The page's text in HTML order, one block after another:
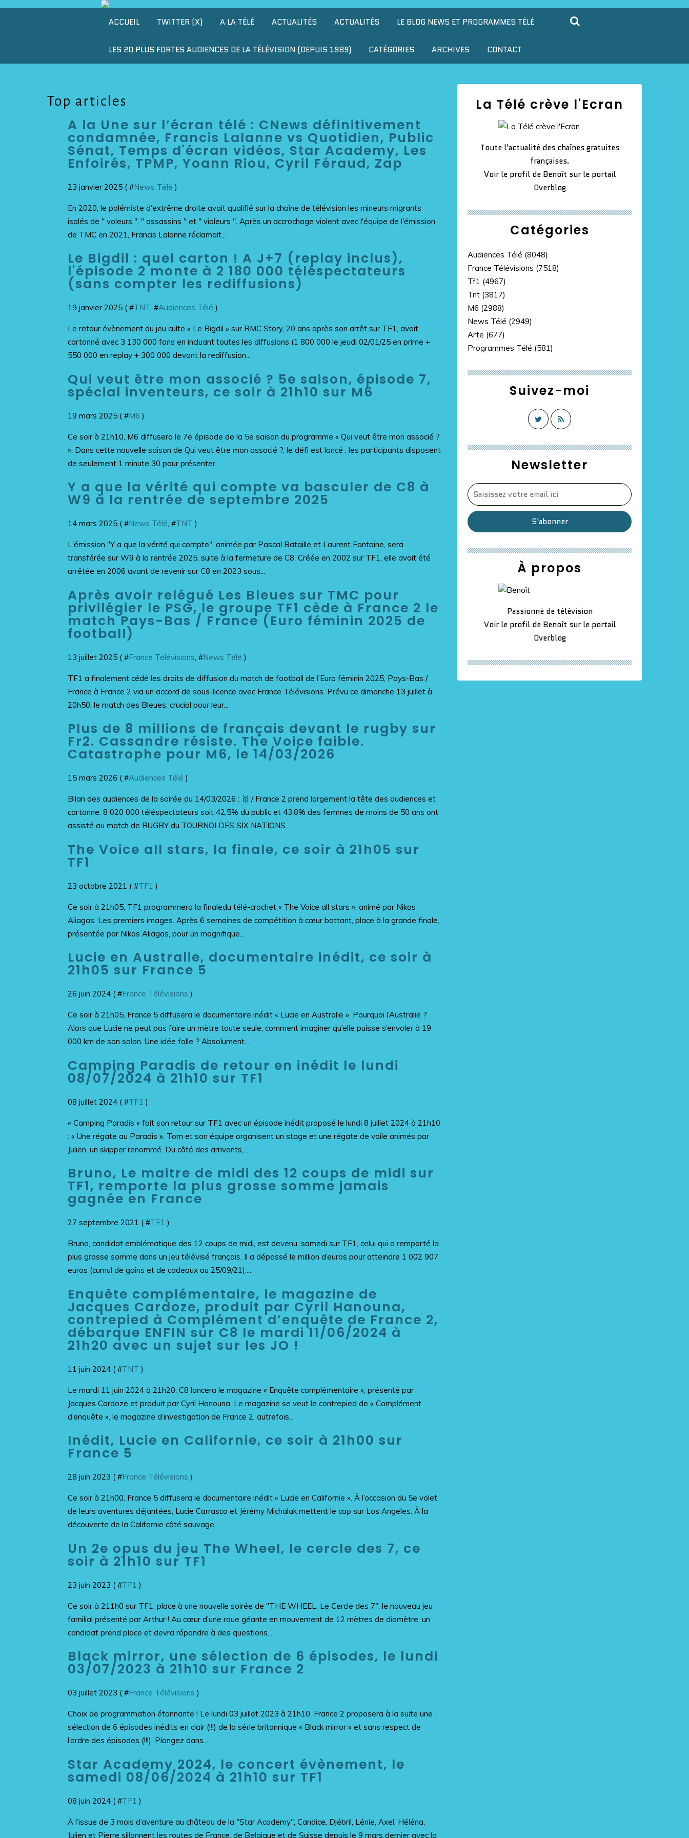
ACCUEIL TWITTER (X) A LA TÉLÉ ACTUALITÉS ACTUALITÉS LE BLOG NEWS ET PROGRAMMES TÉLÉ
LES 20 PLUS FORTES AUDIENCES DE LA TÉLÉVISION (DEPUIS 1989) CATÉGORIES ARCHIVES CONTACT
Top articles
A la Une sur l’écran télé : CNews définitivement
condamnée, Francis Lalanne vs Quotidien, Public
Sénat, Temps d'écran vidéos, Star Academy, Les
Enfoirés, TPMP, Yoann Riou, Cyril Féraud, Zap
23 janvier 2025 ( #News Télé )
En 2020, le polémiste d'extrême droite avait qualifié sur la chaîne de télévision les mineurs migrants
isolés de " voleurs ", " assassins " et " violeurs ". Après un accrochage violent avec l'équipe de l'émission
de TMC en 2021, Francis Lalanne réclamait...
Le Bigdil : quel carton ! A J+7 (replay inclus),
l'épisode 2 monte à 2 180 000 téléspectateurs
(sans compter les rediffusions)
19 janvier 2025 ( #TNT, #Audiences Télé )
Le retour évènement du jeu culte « Le Bigdil » sur RMC Story, 20 ans après son arrêt sur TF1, avait
cartonné avec 3 130 000 fans en incluant toutes les diffusions (1 800 000 le jeudi 02/01/25 en prime +
550 000 en replay + 300 000 devant la rediffusion...
Qui veut être mon associé ? 5e saison, épisode 7,
spécial inventeurs, ce soir à 21h10 sur M6
19 mars 2025 ( #M6 )
Ce soir à 21h10, M6 diffusera le 7e épisode de la 5e saison du programme « Qui veut être mon associé ?
». Dans cette nouvelle saison de Qui veut être mon associé ?, le défi est lancé : les participants disposent
de seulement 1 minute 30 pour présenter...
Y a que la vérité qui compte va basculer de C8 à
W9 à la rentrée de septembre 2025
14 mars 2025 ( #News Télé, #TNT )
L'émission "Y a que la vérité qui compte", animée par Pascal Bataille et Laurent Fontaine, sera
transférée sur W9 à la rentrée 2025, suite à la fermeture de C8. Créée en 2002 sur TF1, elle avait été
arrêtée en 2006 avant de revenir sur C8 en 2023 sous...
Après avoir relégué Les Bleues sur TMC pour
privilégier le PSG, le groupe TF1 cède à France 2 le
match Pays-Bas / France (Euro féminin 2025 de
football)
13 juillet 2025 ( #France Télévisions , #News Télé )
TF1 a finalement cédé les droits de diffusion du match de football de l’Euro féminin 2025, Pays-Bas /
France à France 2 via un accord de sous-licence avec France Télévisions. Prévu ce dimanche 13 juillet à
20h50, le match des Bleues, crucial pour leur...
Plus de 8 millions de français devant le rugby sur
Fr2. Cassandre résiste. The Voice faible.
Catastrophe pour M6, le 14/03/2026
15 mars 2026 ( #Audiences Télé )
Bilan des audiences de la soirée du 14/03/2026 : 🥇 / France 2 prend largement la tête des audiences et
cartonne. 8 020 000 téléspectateurs soit 42,5% du public et 43,8% des femmes de moins de 50 ans ont
assisté au match de RUGBY du TOURNOI DES SIX NATIONS...
The Voice all stars, la finale, ce soir à 21h05 sur
TF1
23 octobre 2021 ( #TF1 )
Ce soir à 21h05, TF1 programmera la finaledu télé-crochet « The Voice all stars », animé par Nikos
Aliagas. Les premiers images. Après 6 semaines de compétition à cœur battant, place à la grande finale,
présentée par Nikos Aliagas, pour un magnifique...
Lucie en Australie, documentaire inédit, ce soir à
21h05 sur France 5
26 juin 2024 ( #France Télévisions )
Ce soir à 21h05, France 5 diffusera le documentaire inédit « Lucie en Australie ». Pourquoi l’Australie ?
Alors que Lucie ne peut pas faire un mètre toute seule, comment imaginer qu’elle puisse s’envoler à 19
000 km de son salon. Une idée folle ? Absolument...
Camping Paradis de retour en inédit le lundi
08/07/2024 à 21h10 sur TF1
08 juillet 2024 ( #TF1 )
« Camping Paradis » fait son retour sur TF1 avec un épisode inédit proposé le lundi 8 juillet 2024 à 21h10
: « Une régate au Paradis ». Tom et son équipe organisent un stage et une régate de voile animés par
Julien, un skipper renommé. Du côté des arrivants,...
Bruno, Le maitre de midi des 12 coups de midi sur
TF1, remporte la plus grosse somme jamais
gagnée en France
27 septembre 2021 ( #TF1 )
Bruno, candidat emblématique des 12 coups de midi, est devenu, samedi sur TF1, celui qui a remporté la
plus grosse somme dans un jeu télévisé français. Il a dépassé le million d’euros pour atteindre 1 002 907
euros (cumul de gains et de cadeaux au 25/09/21)....
Enquête complémentaire, le magazine de
Jacques Cardoze, produit par Cyril Hanouna,
contrepied à Complément d’enquête de France 2,
débarque ENFIN sur C8 le mardi 11/06/2024 à
21h20 avec un sujet sur les JO !
11 juin 2024 ( #TNT )
Le mardi 11 juin 2024 à 21h20, C8 lancera le magazine « Enquête complémentaire », présenté par
Jacques Cardoze et produit par Cyril Hanouna. Le magazine se veut le contrepied de « Complément
d’enquête », le magazine d’investigation de France 2, autrefois...
Inédit, Lucie en Californie, ce soir à 21h00 sur
France 5
28 juin 2023 ( #France Télévisions )
Ce soir à 21h00, France 5 diffusera le documentaire inédit « Lucie en Californie ». À l’occasion du 5e volet
de leurs aventures déjantées, Lucie Carrasco et Jérémy Michalak mettent le cap sur Los Angeles. À la
découverte de la Californie côté sauvage,...
Un 2e opus du jeu The Wheel, le cercle des 7, ce
soir à 21h10 sur TF1
23 juin 2023 ( #TF1 )
Ce soir à 211h0 sur TF1, place à une nouvelle soirée de "THE WHEEL, Le Cercle des 7", le nouveau jeu
familial présenté par Arthur ! Au cœur d’une roue géante en mouvement de 12 mètres de diamètre, un
candidat prend place et devra répondre à des questions...
Black mirror, une sélection de 6 épisodes, le lundi
03/07/2023 à 21h10 sur France 2
03 juillet 2023 ( #France Télévisions )
Choix de programmation étonnante ! Le lundi 03 juillet 2023 à 21h10, France 2 proposera à la suite une
sélection de 6 épisodes inédits en clair (!!!) de la série britannique « Black mirror » et sans respect de
l’ordre des épisodes (!!!). Plongez dans...
Star Academy 2024, le concert évènement, le
samedi 08/06/2024 à 21h10 sur TF1
08 juin 2024 ( #TF1 )
À l’issue de 3 mois d’aventure au château de la "Star Academy", Candice, Djébril, Lénie, Axel, Héléna,
Julien et Pierre sillonnent les routes de France, de Belgique et de Suisse depuis le 9 mars dernier avec la
Newsletter
Catégories
Audiences Télé (8048)
France Télévisions (7518)
Tf1 (4967)
Tnt (3817)
M6 (2988)
News Télé (2949)
Arte (677)
Programmes Télé (581)
La Télé crève l'Ecran
Toute l'actualité des chaînes gratuites
françaises.
Voir le profil de Benoît sur le portail
Overblog
Suivez-moi
À propos
Passionné de télévision
Voir le profil de Benoît sur le portail
Overblog